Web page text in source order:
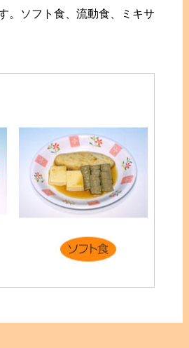
。ソフト食、流動食、ミキサ